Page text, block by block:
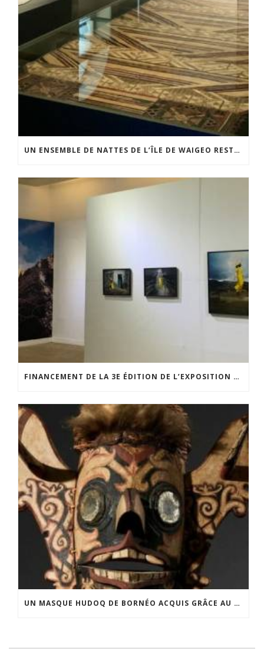
UN ENSEMBLE DE NATTES DE L’ÎLE DE WAIGEO RESTAURÉ GRÂCE AU SOUTIEN DU CERCLE LÉVI-STRAUSS
FINANCEMENT DE LA 3E ÉDITION DE L’EXPOSITION DU PRIX POUR LA PHOTOGRAPHIE PAR LE CERCLE POUR LA PHOTOGRAPHIE ET L’ART CONTEMPORAIN
UN MASQUE HUDOQ DE BORNÉO ACQUIS GRÂCE AU SOUTIEN DU CERCLE LÉVI-STRAUSS